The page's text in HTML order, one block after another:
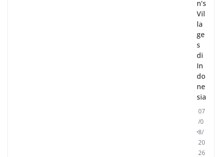
n’s
Vil
la
ge
s
di
In
do
ne
sia
07
/0
8/
20
26